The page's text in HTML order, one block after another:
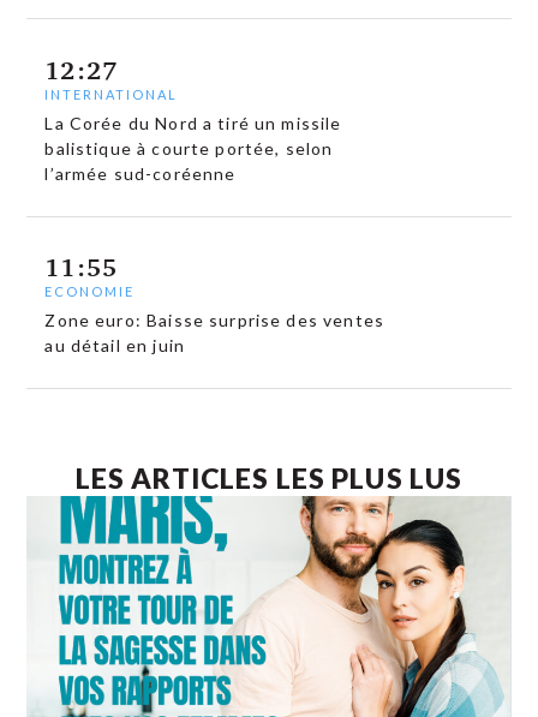
12:27
INTERNATIONAL
La Corée du Nord a tiré un missile
balistique à courte portée, selon
l’armée sud-coréenne
11:55
ECONOMIE
Zone euro: Baisse surprise des ventes
au détail en juin
LES ARTICLES LES PLUS LUS